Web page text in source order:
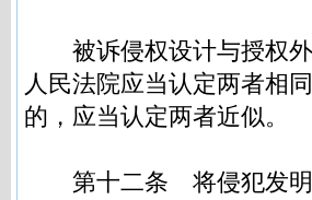
被诉侵权设计与授权外
人民法院应当认定两者相
的，应当认定两者近似。
第十二条 将侵犯发